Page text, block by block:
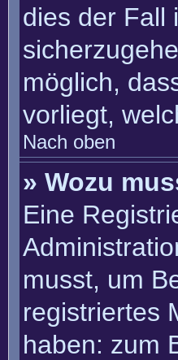
dies der Fall
möglich,
vorliegt,
Nach oben
» Wozu
Eine
musst, um
registriertes
haben: zum